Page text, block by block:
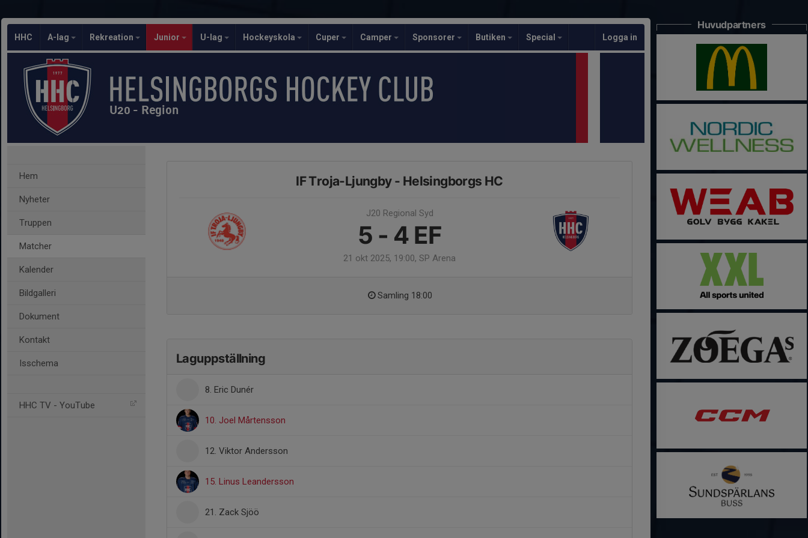
HHC A-lag Rekreation Junior U-lag Hockeyskola Cuper Camper Sponsorer Butiken Special Logga in
U20 - Region
Hem
Nyheter
Truppen
Matcher
Kalender
Bildgalleri
Dokument
Kontakt
Isschema
HHC TV - YouTube
IF Troja-Ljungby - Helsingborgs HC
J20 Regional Syd
5 - 4 EF
21 okt 2025, 19:00, SP Arena
Samling 18:00
Laguppställning
8. Eric Dunér
10. Joel Mårtensson
12. Viktor Andersson
15. Linus Leandersson
21. Zack Sjöö
Huvudpartners